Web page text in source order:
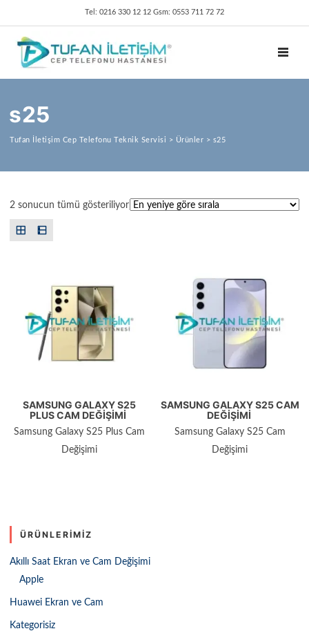
Tel: 0216 330 12 12 Gsm: 0553 711 72 72
s25
Tufan İletişim Cep Telefonu Teknik Servisi > Ürünler > s25
2 sonucun tümü gösteriliyorEn yeniye göre sıralandı
SAMSUNG GALAXY S25
PLUS CAM DEĞIŞIMI
Samsung Galaxy S25 Plus Cam
Değişimi
SAMSUNG GALAXY S25 CAM
DEĞIŞIMI
Samsung Galaxy S25 Cam
Değişimi
ÜRÜNLERIMIZ
Akıllı Saat Ekran ve Cam Değişimi
Apple
Huawei Ekran ve Cam
Kategorisiz